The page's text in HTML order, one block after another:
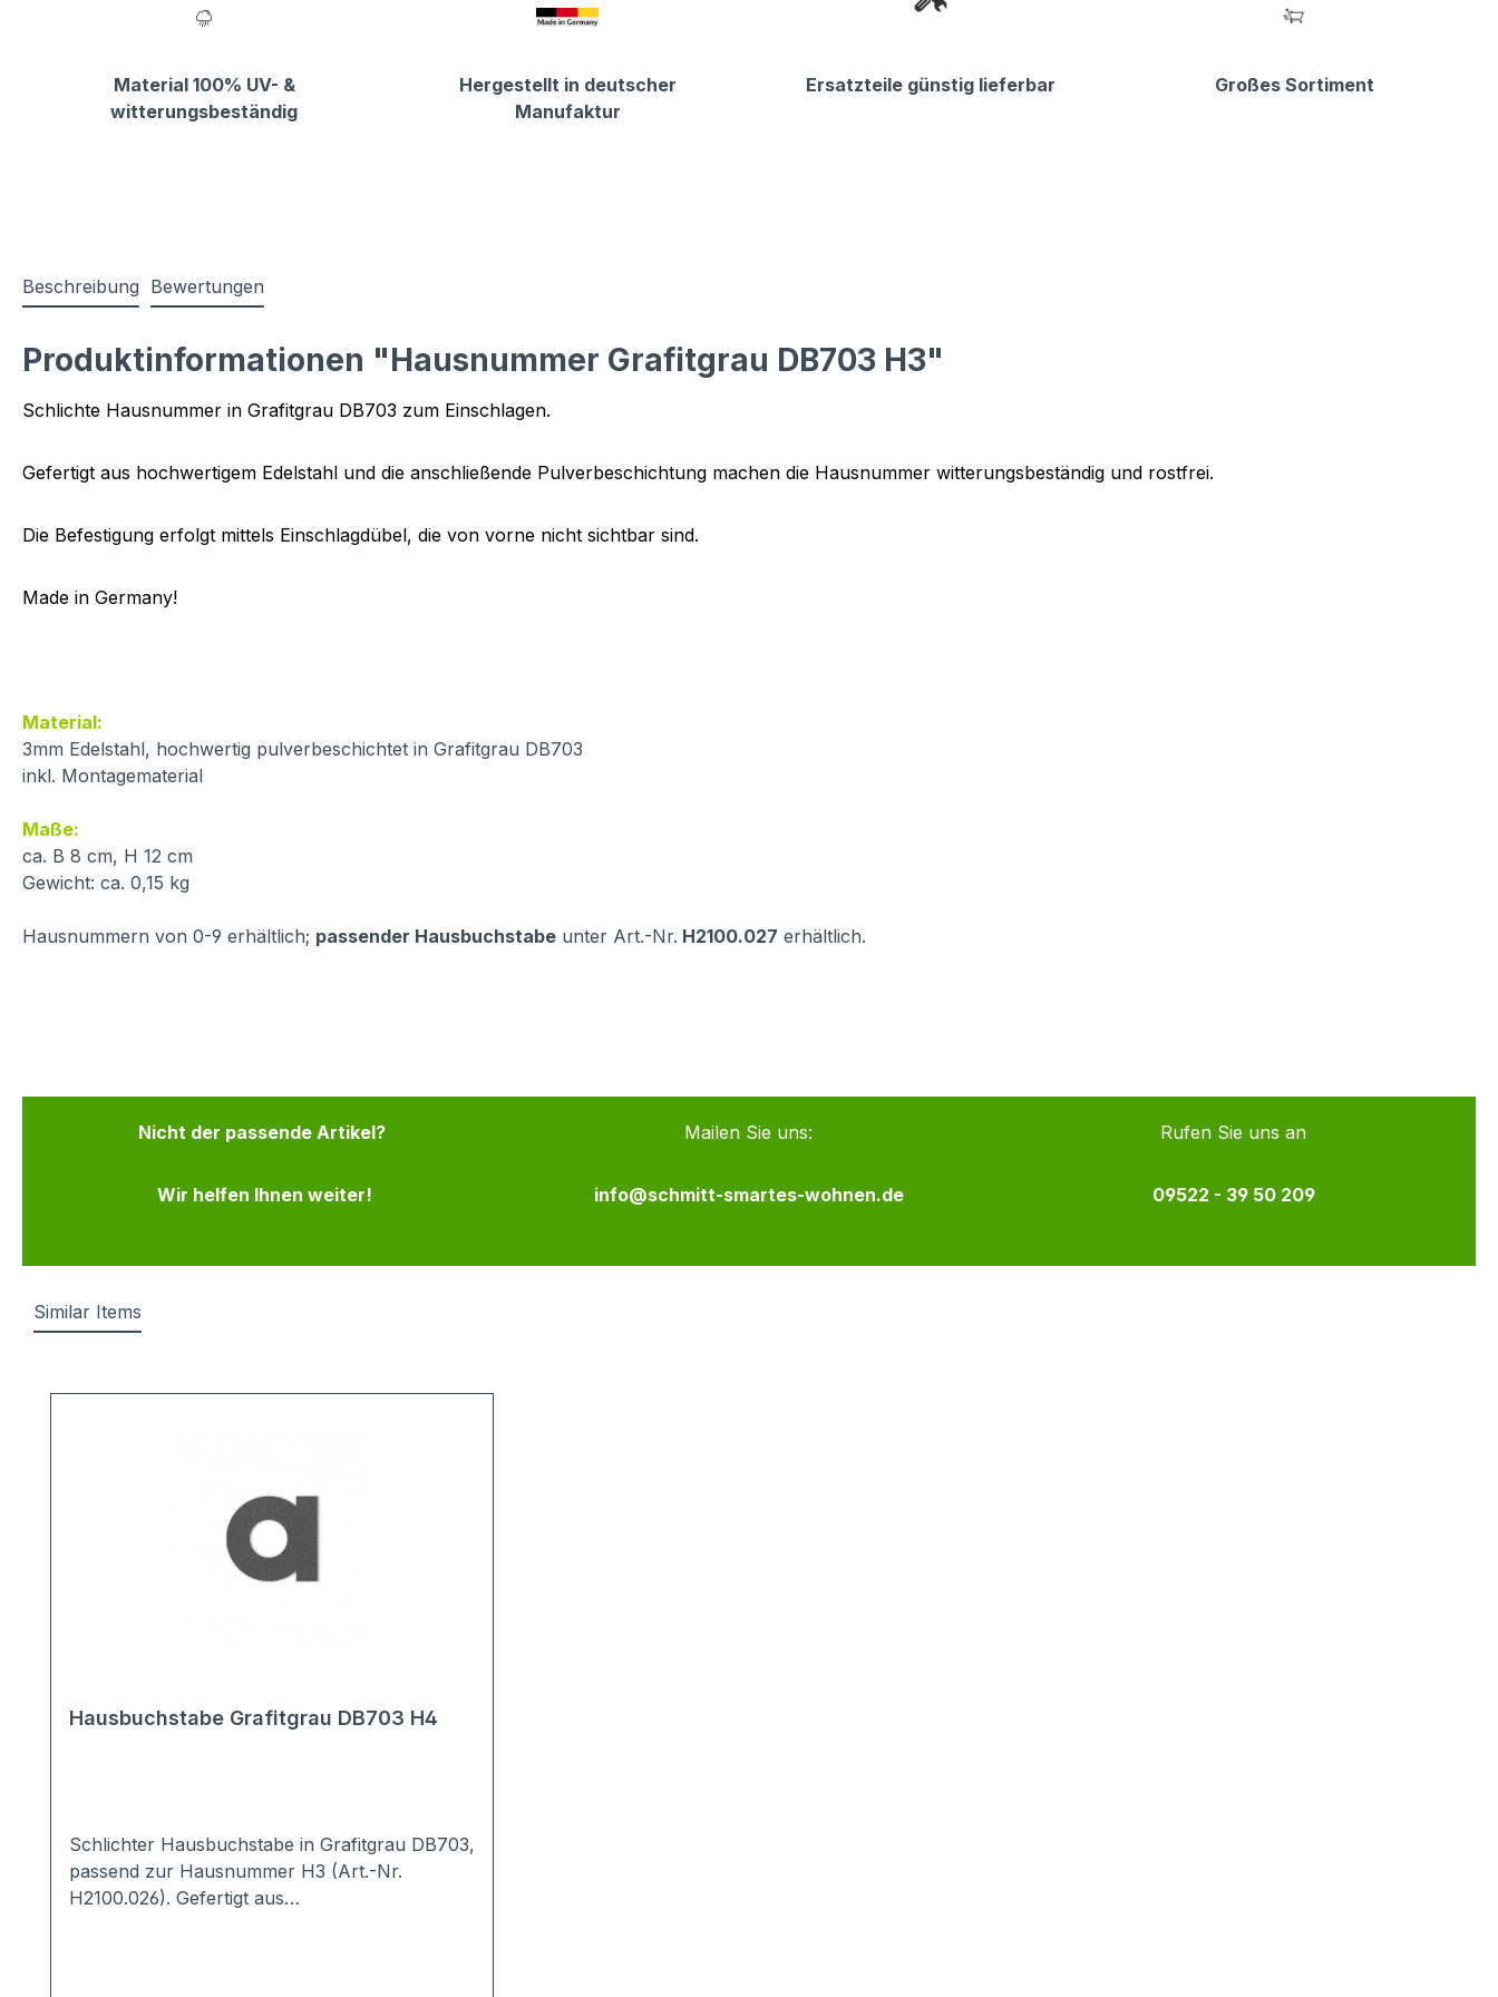
Material 100% UV- &
witterungsbeständig
Hergestellt in deutscher
Manufaktur
Ersatzteile günstig lieferbar Großes Sortiment
Beschreibung Bewertungen
Produktinformationen "Hausnummer Grafitgrau DB703 H3"
Schlichte Hausnummer in Grafitgrau DB703 zum Einschlagen.
Gefertigt aus hochwertigem Edelstahl und die anschließende Pulverbeschichtung machen die Hausnummer witterungsbeständig und rostfrei.
Die Befestigung erfolgt mittels Einschlagdübel, die von vorne nicht sichtbar sind.
Made in Germany!
Material:
3mm Edelstahl, hochwertig pulverbeschichtet in Grafitgrau DB703
inkl. Montagematerial
Maße:
ca. B 8 cm, H 12 cm
Gewicht: ca. 0,15 kg
Hausnummern von 0-9 erhältlich; passender Hausbuchstabe unter Art.-Nr. H2100.027 erhältlich.
Nicht der passende Artikel?
Wir helfen Ihnen weiter!
Mailen Sie uns:
info@schmitt-smartes-wohnen.de
Rufen Sie uns an
09522 - 39 50 209
Similar Items
Hausbuchstabe Grafitgrau DB703 H4
Schlichter Hausbuchstabe in Grafitgrau DB703,
passend zur Hausnummer H3 (Art.-Nr.
H2100.026). Gefertigt aus